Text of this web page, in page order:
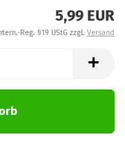
5,99 EUR
Reg. §19 UStG zzgl. Versand